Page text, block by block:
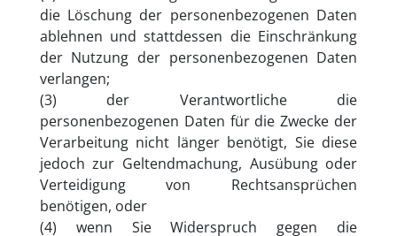
die Löschung der personenbezogenen Daten
ablehnen und stattdessen die Einschränkung
der Nutzung der personenbezogenen Daten
verlangen;
(3) der Verantwortliche die
personenbezogenen Daten für die Zwecke der
Verarbeitung nicht länger benötigt, Sie diese
jedoch zur Geltendmachung, Ausübung oder
Verteidigung von Rechtsansprüchen
benötigen, oder
(4) wenn Sie Widerspruch gegen die